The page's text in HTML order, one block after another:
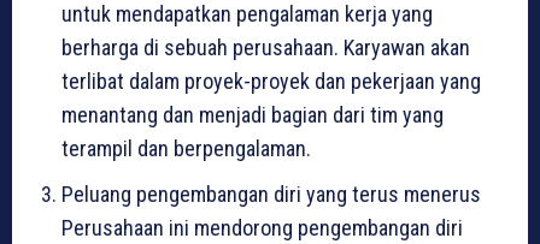
untuk mendapatkan pengalaman kerja yang
berharga di sebuah perusahaan. Karyawan akan
terlibat dalam proyek-proyek dan pekerjaan yang
menantang dan menjadi bagian dari tim yang
terampil dan berpengalaman.
Peluang pengembangan diri yang terus menerus
Perusahaan ini mendorong pengembangan diri